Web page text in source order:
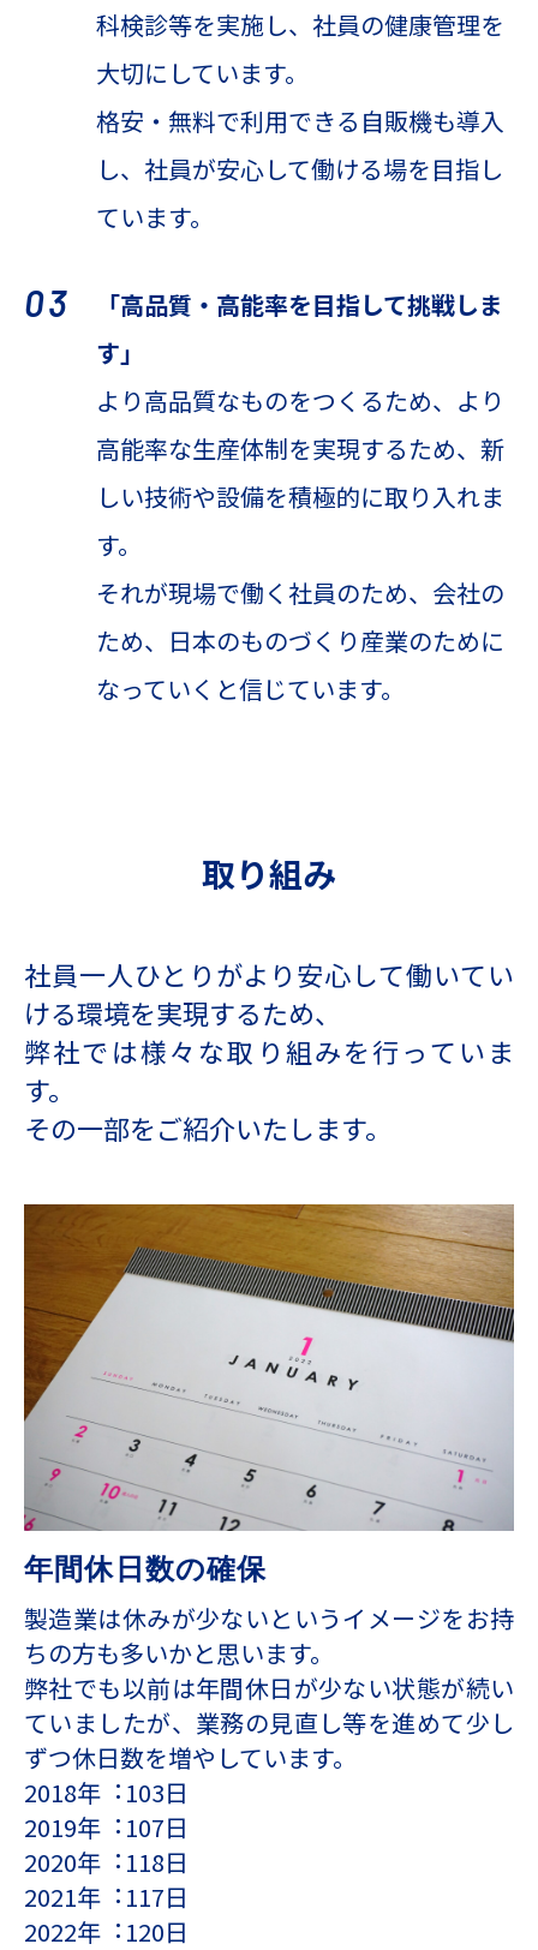
科検診等を実施し、社員の健康管理を
大切にしています。
格安・無料で利用できる自販機も導入
し、社員が安心して働ける場を目指し
ています。
03
「高品質・高能率を目指して挑戦しま
す」
より高品質なものをつくるため、より
高能率な生産体制を実現するため、新
しい技術や設備を積極的に取り入れま
す。
それが現場で働く社員のため、会社の
ため、日本のものづくり産業のために
なっていくと信じています。
取り組み
社員⼀⼈ひとりがより安⼼して働いてい
ける環境を実現するため、
弊社では様々な取り組みを⾏っていま
す。
その⼀部をご紹介いたします。
年間休⽇数の確保
製造業は休みが少ないというイメージをお持
ちの⽅も多いかと思います。
弊社でも以前は年間休⽇が少ない状態が続い
ていましたが、業務の⾒直し等を進めて少し
ずつ休⽇数を増やしています。
2018年︓103⽇
2019年︓107⽇
2020年︓118⽇
2021年︓117⽇
2022年︓120⽇